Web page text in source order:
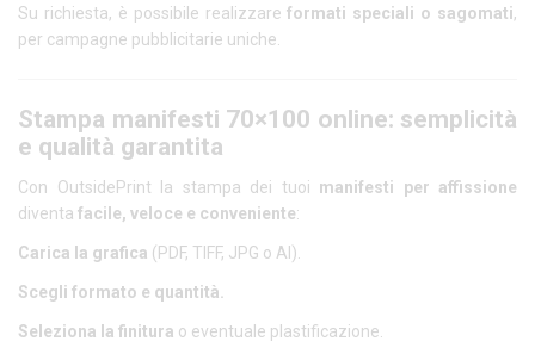
Su richiesta, è possibile realizzareformati speciali o sagomati,
per campagne pubblicitarie uniche.
Stampa manifesti 70×100 online: semplicità
e qualità garantita
Con OutsidePrint la stampa dei tuoi manifesti per affissione
diventa facile, veloce e conveniente:
Carica la grafica (PDF, TIFF, JPG o AI).
Scegli formato e quantità.
Seleziona la finitura o eventuale plastificazione.